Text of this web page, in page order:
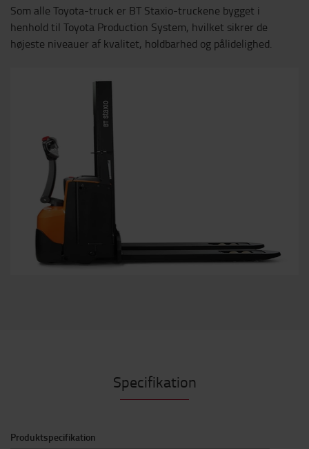
Som alle Toyota-truck er BT Staxio-truckene bygget i
henhold til Toyota Production System, hvilket sikrer de
højeste niveauer af kvalitet, holdbarhed og pålidelighed.
Specifikation
Produktspecifikation